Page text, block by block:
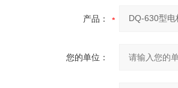
产品：
您的单位：